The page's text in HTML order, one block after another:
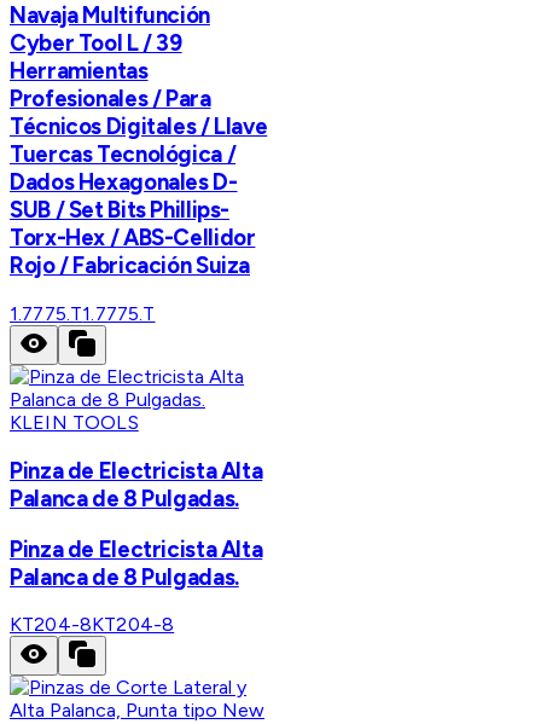
Navaja Multifunción
Cyber Tool L / 39
Herramientas
Profesionales / Para
Técnicos Digitales / Llave
Tuercas Tecnológica /
Dados Hexagonales D-
SUB / Set Bits Phillips-
Torx-Hex / ABS-Cellidor
Rojo / Fabricación Suiza
1.7775.T1.7775.T
KLEIN TOOLS
Pinza de Electricista Alta
Palanca de 8 Pulgadas.
Pinza de Electricista Alta
Palanca de 8 Pulgadas.
KT204-8KT204-8